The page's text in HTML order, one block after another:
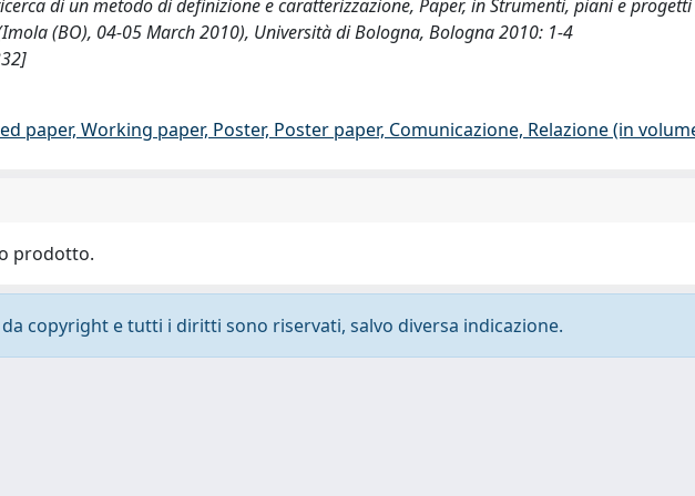
di un metodo di definizione e caratterizzazione, Paper, in Strumenti, piani e
(BO), 04-05 March 2010), Università di Bologna, Bologna 2010: 1-4
paper, Working paper, Poster, Poster paper, Comunicazione, Relazione (in
prodotto.
copyright e tutti i diritti sono riservati, salvo diversa indicazione.